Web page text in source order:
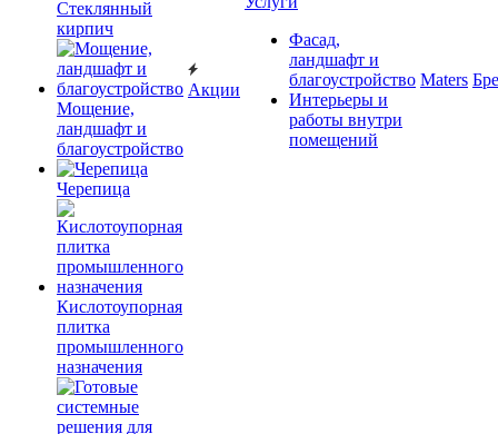
Cтеклянный
кирпич
Мощение,
ландшафт и
благоустройство
Черепица
Кислотоупорная
плитка
промышленного
назначения
Акции
Фасад,
ландшафт и
благоустройство
Интерьеры и
работы внутри
помещений
Maters